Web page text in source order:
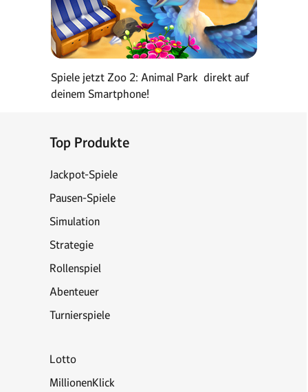
Spiele jetzt Zoo 2: Animal Park direkt auf
deinem Smartphone!
Top Produkte
Jackpot-Spiele
Pausen-Spiele
Simulation
Strategie
Rollenspiel
Abenteuer
Turnierspiele
Lotto
MillionenKlick